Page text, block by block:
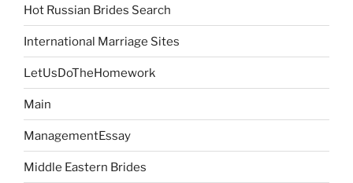
Hot Russian Brides Search
International Marriage Sites
LetUsDoTheHomework
Main
ManagementEssay
Middle Eastern Brides